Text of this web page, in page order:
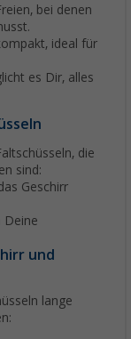
bei denen
ideal für
es Dir, alles
die
sind:
Geschirr
Deine
und
lange